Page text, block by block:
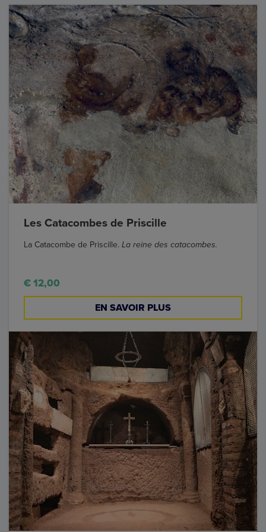
Les Catacombes de Priscille
La Catacombe de Priscille. La reine des catacombes.
€ 12,00
EN SAVOIR PLUS